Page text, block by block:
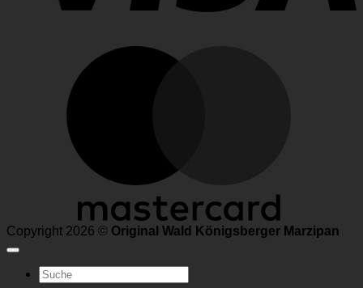
Copyright 2026 © Original Wald Königsberger Marzipan
Suchen